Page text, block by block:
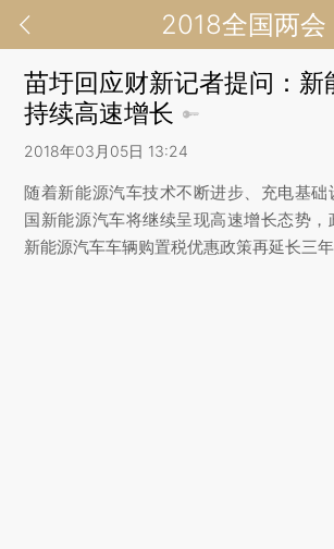
2018全国两会
苗圩回应财新记者提问：新
持续高速增长
2018年03月05日 13:24
随着新能源汽车技术不断进步、充电基础
国新能源汽车将继续呈现高速增长态势
新能源汽车车辆购置税优惠政策再延长三年